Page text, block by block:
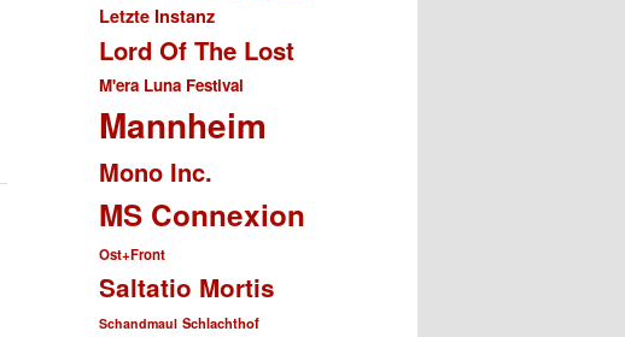
Letzte Instanz
Lord Of The Lost
M'era Luna Festival
Mannheim
Mono Inc.
MS Connexion
Ost+Front
Saltatio Mortis
Schandmaul Schlachthof